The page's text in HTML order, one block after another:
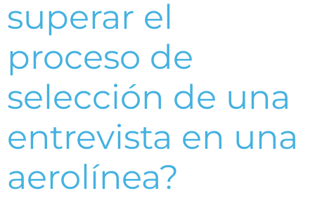
superar el
proceso de
selección de una
entrevista en una
aerolínea?